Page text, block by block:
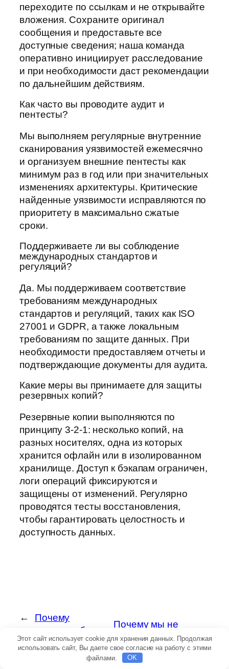
переходите по ссылкам и не открывайте
вложения. Сохраните оригинал
сообщения и предоставьте все
доступные сведения; наша команда
оперативно инициирует расследование
и при необходимости даст рекомендации
по дальнейшим действиям.
Как часто вы проводите аудит и
пентесты?
Мы выполняем регулярные внутренние
сканирования уязвимостей ежемесячно
и организуем внешние пентесты как
минимум раз в год или при значительных
изменениях архитектуры. Критические
найденные уязвимости исправляются по
приоритету в максимально сжатые
сроки.
Поддерживаете ли вы соблюдение
международных стандартов и
регуляций?
Да. Мы поддерживаем соответствие
требованиям международных
стандартов и регуляций, таких как ISO
27001 и GDPR, а также локальным
требованиям по защите данных. При
необходимости предоставляем отчеты и
подтверждающие документы для аудита.
Какие меры вы принимаете для защиты
резервных копий?
Резервные копии выполняются по
принципу 3-2-1: несколько копий, на
разных носителях, одна из которых
хранится офлайн или в изолированном
хранилище. Доступ к бэкапам ограничен,
логи операций фиксируются и
защищены от изменений. Регулярно
проводятся тесты восстановления,
чтобы гарантировать целостность и
доступность данных.
←
Почему
создавать рабочую
среду,
стимулирующую
Почему мы не
боимся
экспериментировать
и внедрять новые
Этот сайт использует cookie для хранения данных. Продолжая
использовать сайт, Вы даете свое согласие на работу с этими
файлами.
OK